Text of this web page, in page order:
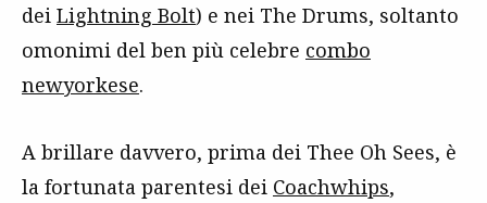
dei Lightning Bolt) e nei The Drums, soltanto
omonimi del ben più celebre combo
newyorkese.
A brillare davvero, prima dei Thee Oh Sees, è
la fortunata parentesi dei Coachwhips,